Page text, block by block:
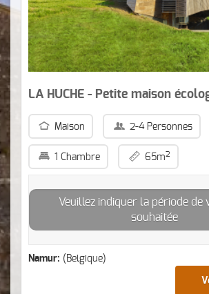
LA HUCHE - Petite maison
Maison 2-4 Personnes
1 Chambre 65m 2
Veuillez indiquer la période de
souhaitée
Namur: (Belgique)